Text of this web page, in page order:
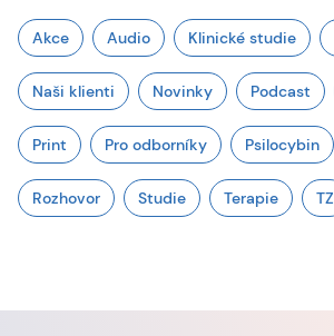
Akce Audio Klinické studie
Naši klienti Novinky Podcast
Print Pro odborníky Psilocybin
Rozhovor Studie Terapie TZ